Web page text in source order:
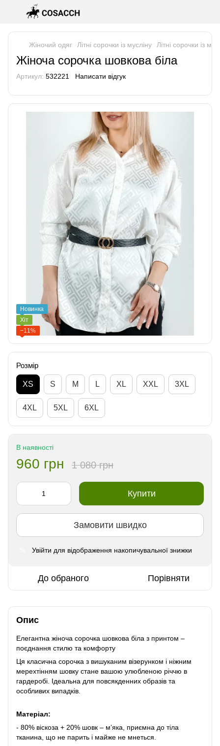
Жіночий одяг Літні сорочки із мусліну Літні сорочки із
Жіноча сорочка шовкова біла
Артикул: 532221 Написати відгук
Новинка
Хіт
−11%
Розмір
XS S M L XL XXL 3XL
4XL 5XL 6XL
В наявності
960 грн 1 080 грн
Купити
Замовити швидко
Увійти для відображення накопичувальної знижки
До обраного Порівняти
Опис
Елегантна жіноча сорочка шовкова біла з принтом –
поєднання стилю та комфорту
Ця класична сорочка з вишуканим візерунком і ніжним
мерехтінням шовку стане вашою улюбленою річчю в
гардеробі. Ідеальна для повсякденних образів та
особливих випадків.
Матеріал:
- 80% віскоза + 20% шовк – м’яка, приємна до тіла
тканина, що не парить і майже не мнеться.